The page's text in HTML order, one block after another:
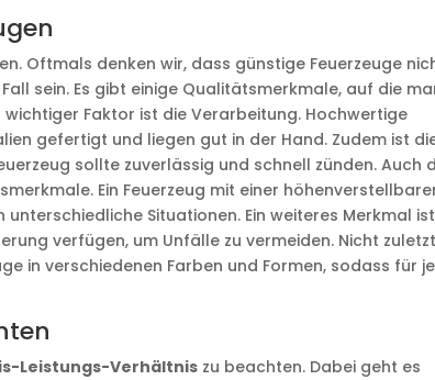
Oftmals denken wir, dass günstige Feuerzeuge
sein. Es gibt einige Qualitätsmerkmale, auf die
wichtiger Faktor ist die Verarbeitung. Hochwertige
gefertigt und liegen gut in der Hand. Zudem ist
sollte zuverlässig und schnell zünden. Auch
Ein Feuerzeug mit einer
Situationen. Ein weiteres Merkmal
verfügen, um Unfälle zu vermeiden. Nicht zuletzt
in verschiedenen Farben und Formen, sodass für
Leistungs-Verhältnis zu beachten. Dabei geht es